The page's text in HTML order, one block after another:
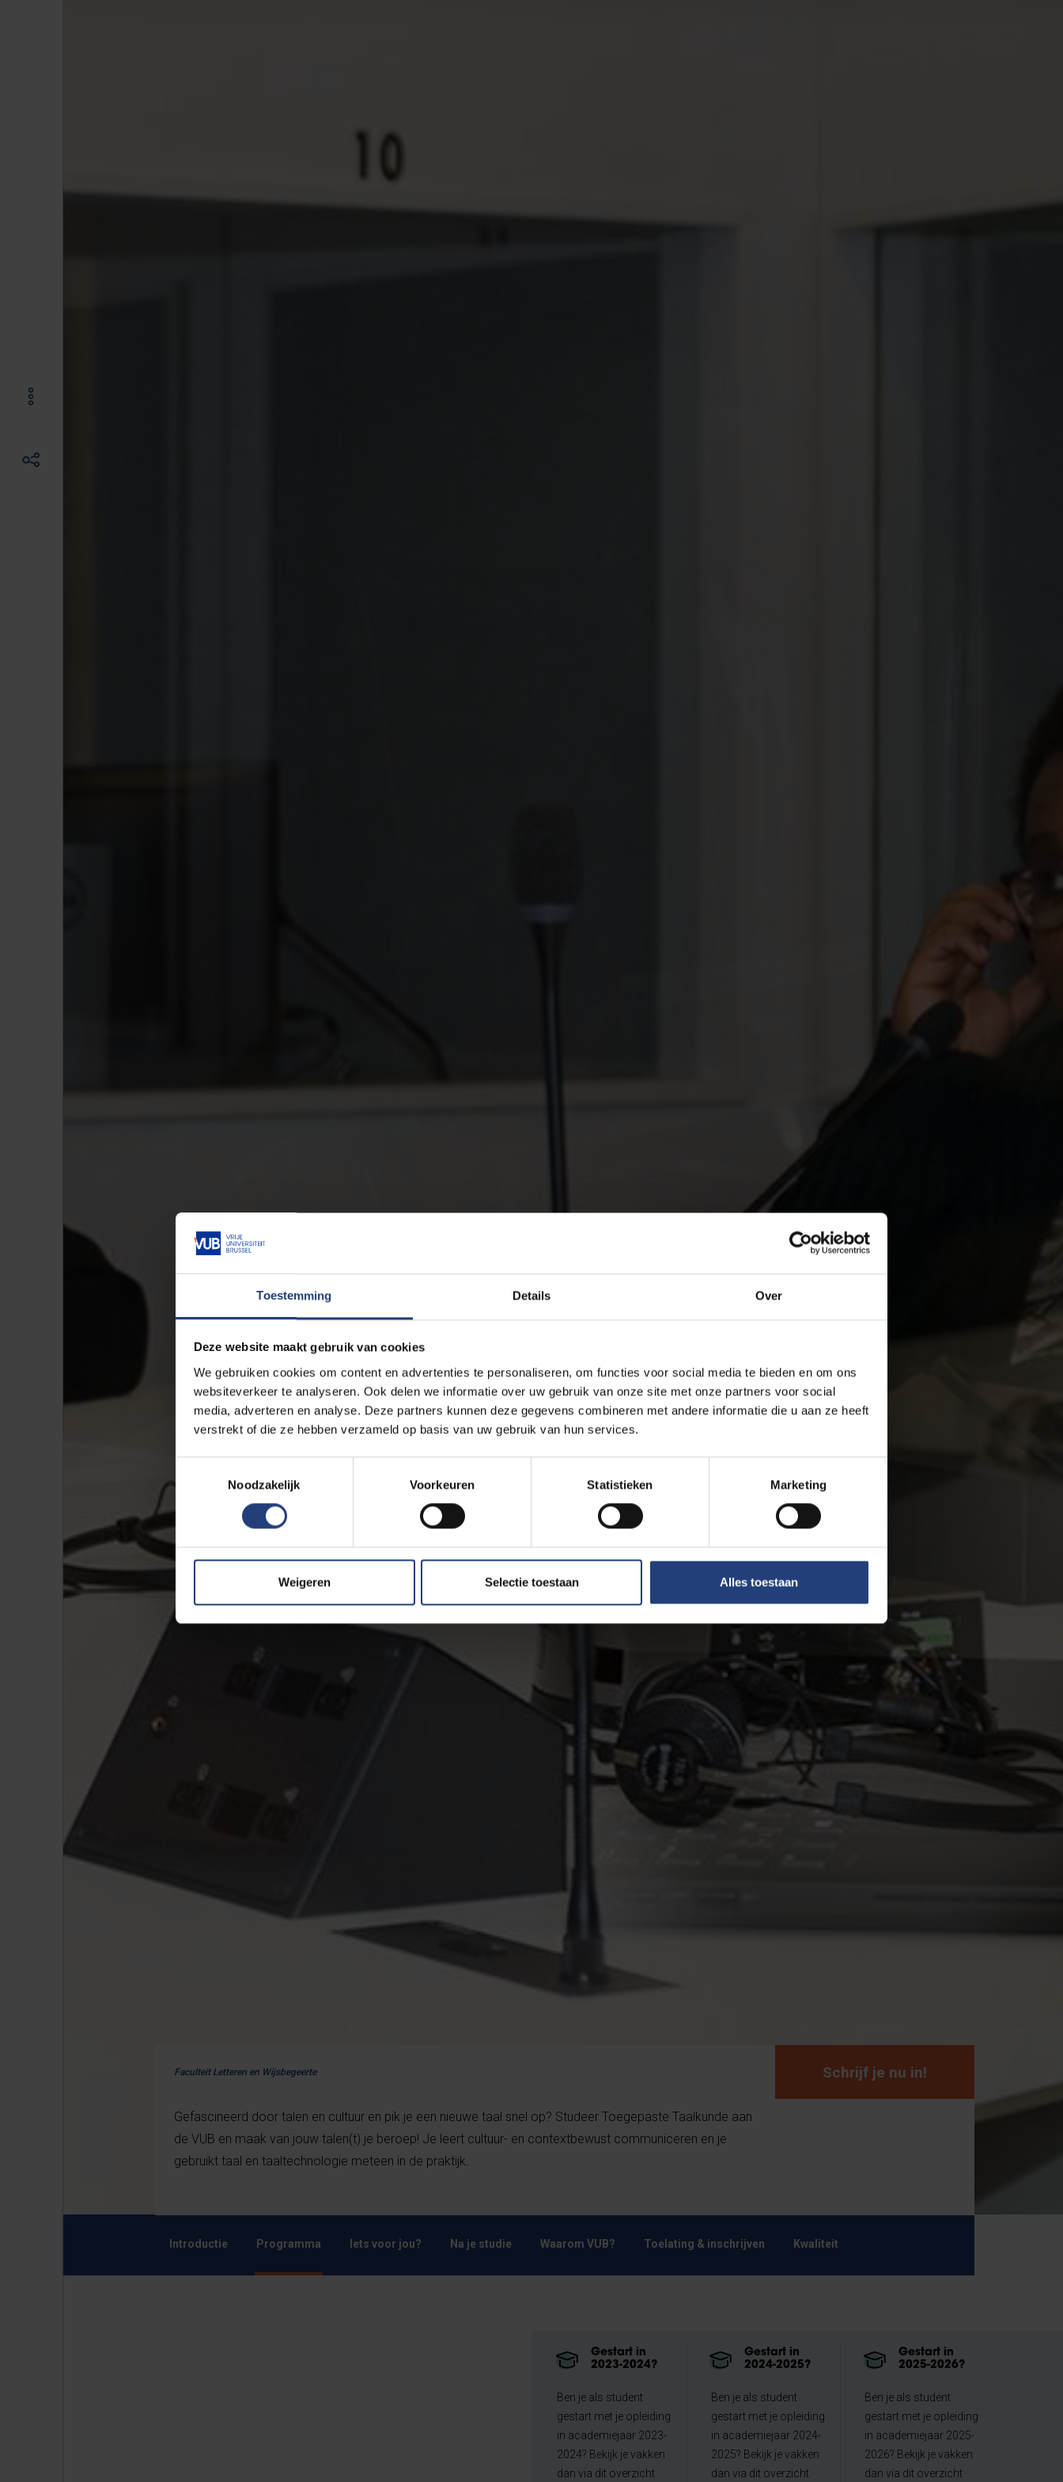
Toestemming Details Over
Deze website maakt gebruik van cookies
We gebruiken cookies om content en advertenties te personaliseren, om functies voor social media te bieden en om ons
websiteverkeer te analyseren. Ook delen we informatie over uw gebruik van onze site met onze partners voor social
media, adverteren en analyse. Deze partners kunnen deze gegevens combineren met andere informatie die u aan ze heeft
verstrekt of die ze hebben verzameld op basis van uw gebruik van hun services.
Noodzakelijk
Voorkeuren Statistieken Marketing
Weigeren Selectie toestaan Alles toestaan
Faculteit Letteren en Wijsbegeerte
Gefascineerd door talen en cultuur en pik je een nieuwe taal snel op? Studeer Toegepaste Taalkunde aan
de VUB en maak van jouw talen(t) je beroep! Je leert cultuur- en contextbewust communiceren en je
gebruikt taal en taaltechnologie meteen in de praktijk.
Schrijf je nu in!
Introductie Programma Iets voor jou? Na je studie Waarom VUB? Toelating & inschrijven Kwaliteit
Gestart in
2023-2024?
Ben je als student
gestart met je opleiding
in academiejaar 2023-
2024? Bekijk je vakken
dan via dit overzicht
Gestart in
2024-2025?
Ben je als student
gestart met je opleiding
in academiejaar 2024-
2025? Bekijk je vakken
dan via dit overzicht
Gestart in
2025-2026?
Ben je als student
gestart met je opleiding
in academiejaar 2025-
2026? Bekijk je vakken
dan via dit overzicht